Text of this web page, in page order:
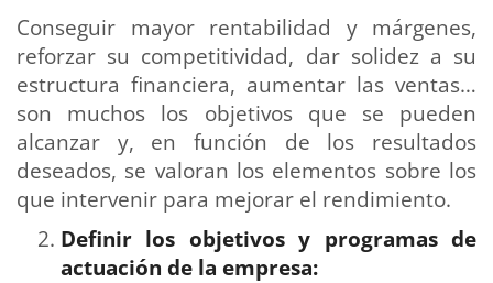
Conseguir mayor rentabilidad y márgenes,
reforzar su competitividad, dar solidez a su
estructura financiera, aumentar las ventas…
son muchos los objetivos que se pueden
alcanzar y, en función de los resultados
deseados, se valoran los elementos sobre los
que intervenir para mejorar el rendimiento.
Definir los objetivos y programas de
actuación de la empresa: